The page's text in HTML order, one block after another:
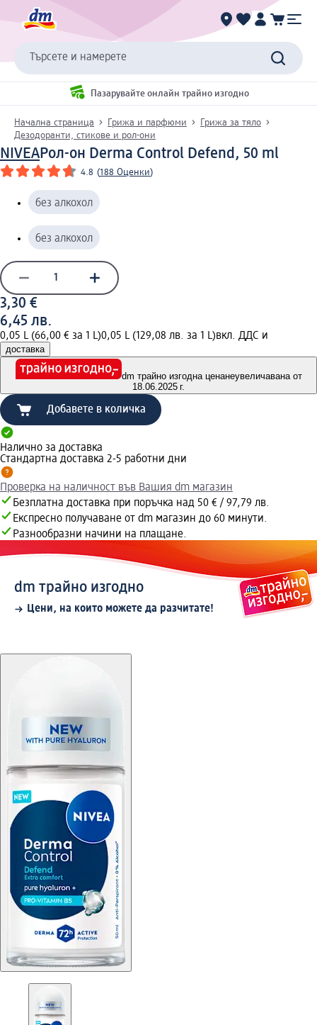
Търсете и намерете
Пазарувайте онлайн трайно изгодно
Начална страница Грижа и парфюми
Грижа за тяло
Дезодоранти, стикове и рол-они
NIVEAРол-он Derma Control Defend, 50 ml
4.8 (188 Оценки)
без алкохол
без алкохол
3,30 €
6,45 лв.
0,05 L (66,00 € за 1 L)0,05 L (129,08 лв. за 1 L)вкл. ДДС и
доставка
dm трайно изгодна ценанеувеличавана от
18.06.2025 г.
Добавете в количка
Налично за доставка
Стандартна доставка 2-5 работни дни
Проверка на наличност във Вашия dm магазин
Безплатна доставка при поръчка над 50 € / 97,79 лв.
Експресно получаване от dm магазин до 60 минути.
Разнообразни начини на плащане.
dm трайно изгодно
Цени, на които можете да разчитате!